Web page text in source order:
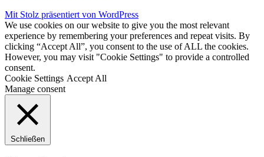
Mit Stolz präsentiert von WordPress
We use cookies on our website to give you the most relevant
experience by remembering your preferences and repeat visits. By
clicking “Accept All”, you consent to the use of ALL the cookies.
However, you may visit "Cookie Settings" to provide a controlled
consent.
Cookie Settings Accept All
Manage consent
Schließen